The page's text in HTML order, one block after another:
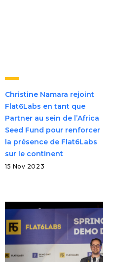
Christine Namara rejoint
Flat6Labs en tant que
Partner au sein de l’Africa
Seed Fund pour renforcer
la présence de Flat6Labs
sur le continent
15 Nov 2023